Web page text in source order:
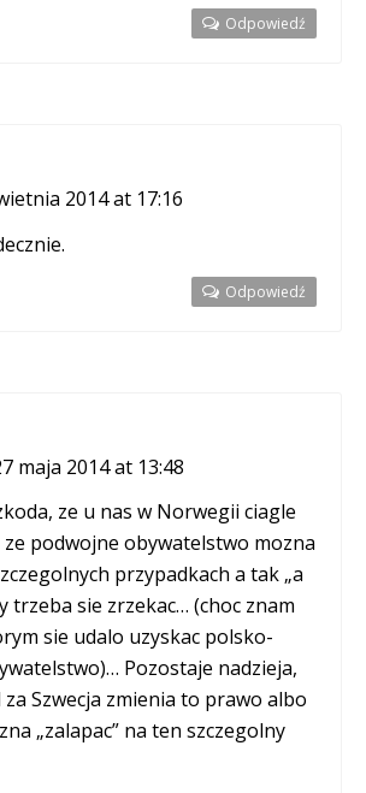
Odpowiedź
2014 at 17:16
Odpowiedź
maja 2014 at 13:48
ze u nas w Norwegii ciagle
podwojne obywatelstwo mozna
przypadkach a tak „a
trzeba sie zrzekac… (choc znam
sie udalo uzyskac polsko-
Pozostaje nadzieja,
za Szwecja zmienia to prawo albo
„zalapac” na ten szczegolny